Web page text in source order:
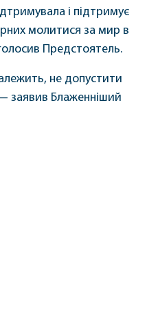
і підтримує
молитися за мир в
Предстоятель.
не допустити
заявив Блаженніший